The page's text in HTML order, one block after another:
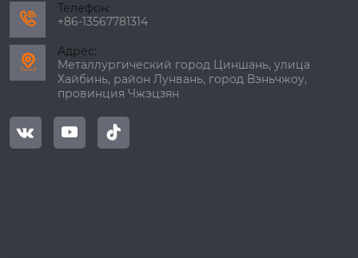

Телефон:
+86-13567781314

Адрес:
Металлургический город Циншань, улица
Хайбинь, район Лунвань, город Вэньчжоу,
провинция Чжэцзян
  